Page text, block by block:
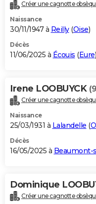
Créer une cagnotte
Naissance
30/11/1947 à Reilly(Oise)
Décès
11/06/2025 à Écouis (Eure)
Irene LOOBUYCK
Créer une cagnotte
Naissance
25/03/1931 à Lalandelle (
Décès
16/05/2025 à Beaumont-
Dominique
Créer une cagnotte